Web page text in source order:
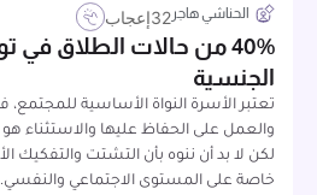
40% من حالات الطلاق
الجنسية
تعتبر الأسرة النواة الأساسية
والعمل على الحفاظ عليها والاستثناء هو
لكن لا بد أن ننوه بأن التشتت والتفكيك
خاصة على المستوى الاجتماعي
الحناشي هاجر إعجاب32